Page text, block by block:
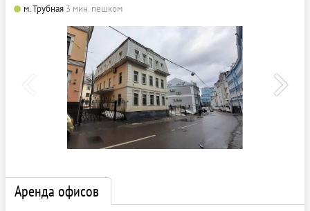
м. Трубная 3 мин. пешком
Аренда офисов